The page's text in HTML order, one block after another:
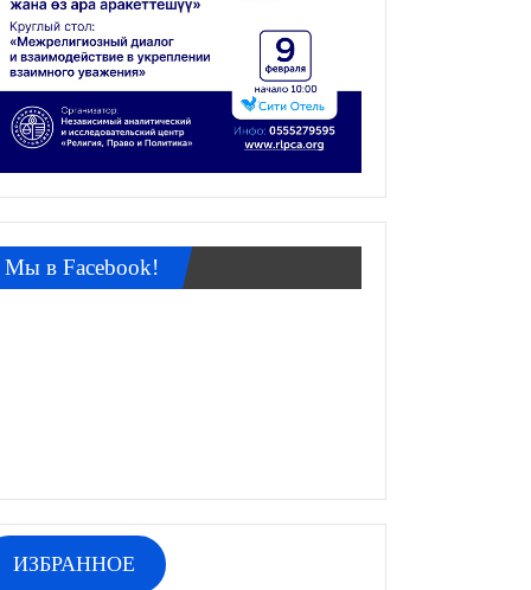
Мы в Facebook!
ИЗБРАННОЕ